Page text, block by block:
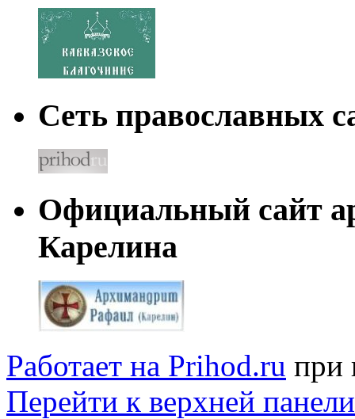
Сеть православных
Официальный сайт
Карелина
Работает на Prihod.ru при
Перейти к верхней панели